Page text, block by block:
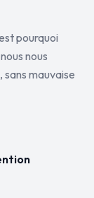
pourquoi
nous
mauvaise